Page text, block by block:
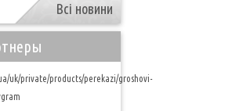
Всі новини
uk/private/products/perekazi/groshovi-